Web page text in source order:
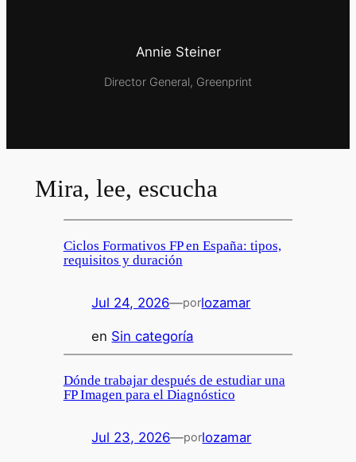
Annie Steiner
Director General, Greenprint
Mira, lee, escucha
Ciclos Formativos FP en España: tipos,
requisitos y duración
Jul 24, 2026—porlozamar
en Sin categoría
Dónde trabajar después de estudiar una
FP Imagen para el Diagnóstico
Jul 23, 2026—porlozamar